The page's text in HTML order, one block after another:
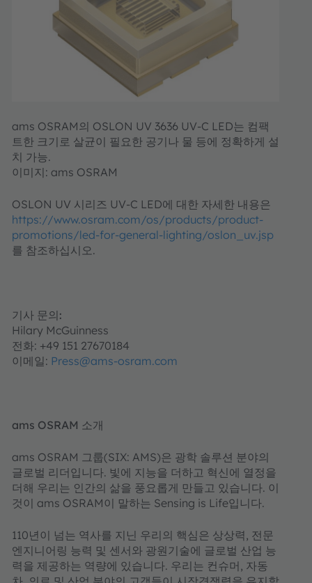
ams OSRAM의 OSLON UV 3636 UV-C LED는 컴팩
트한 크기로 살균이 필요한 공기나 물 등에 정확하게 설
치 가능.
이미지: ams OSRAM
OSLON UV 시리즈 UV-C LED에 대한 자세한 내용은
https://www.osram.com/os/products/product-
promotions/led-for-general-lighting/oslon_uv.jsp
를 참조하십시오.
기사 문의:
Hilary McGuinness
전화: +49 151 27670184
이메일: Press@ams-osram.com
ams OSRAM 소개
ams OSRAM 그룹(SIX: AMS)은 광학 솔루션 분야의
글로벌 리더입니다. 빛에 지능을 더하고 혁신에 열정을
더해 우리는 인간의 삶을 풍요롭게 만들고 있습니다. 이
것이 ams OSRAM이 말하는 Sensing is Life입니다.
110년이 넘는 역사를 지닌 우리의 핵심은 상상력, 전문
엔지니어링 능력 및 센서와 광원기술에 글로벌 산업 능
력을 제공하는 역량에 있습니다. 우리는 컨슈머, 자동